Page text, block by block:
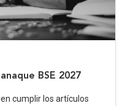
BSE 2027
cumplir los artículos